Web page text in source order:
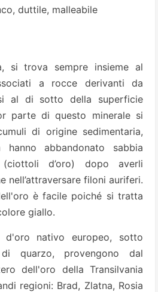
duttile, malleabile
si trova sempre insieme al
a rocce derivanti da
al di sotto della superficie
parte di questo minerale si
di origine sedimentaria,
hanno abbandonato sabbia
d’oro) dopo averli
nell’attraversare filoni auriferi.
è facile poiché si tratta
giallo.
d'oro nativo europeo, sotto
quarzo, provengono dal
dell'oro della Transilvania
regioni: Brad, Zlatna, Rosia